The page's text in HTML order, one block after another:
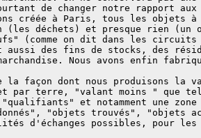
de changer notre rapport aux
créée à Paris, tous les objets
déchets) et presque rien (un
(comme on dit dans les circuits
des fins de stocks, des
Nous avons enfin
façon dont nous produisons la
par terre, "valant moins " que
et notamment une
"objets trouvés", "objets
d'échanges possibles, pour